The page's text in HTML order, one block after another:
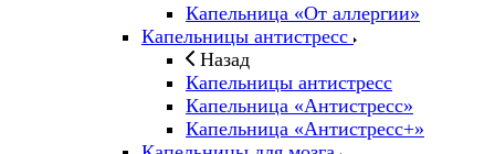
Капельница «От аллергии»
Капельницы антистресс
Назад
Капельницы антистресс
Капельница «Антистресс»
Капельница «Антистресс+»